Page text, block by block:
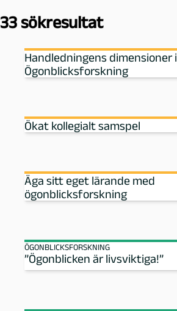
33 sökresultat
Handledningens dimensioner i
Ögonblicksforskning
Ökat kollegialt samspel
Äga sitt eget lärande med
ögonblicksforskning
ÖGONBLICKSFORSKNING
”Ögonblicken är livsviktiga!”